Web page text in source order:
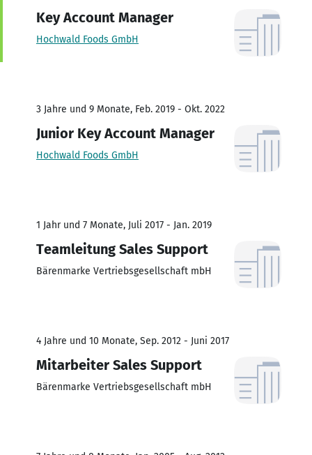
Key Account Manager
Hochwald Foods GmbH
3 Jahre und 9 Monate, Feb. 2019 - Okt. 2022
Junior Key Account Manager
Hochwald Foods GmbH
1 Jahr und 7 Monate, Juli 2017 - Jan. 2019
Teamleitung Sales Support
Bärenmarke Vertriebsgesellschaft mbH
4 Jahre und 10 Monate, Sep. 2012 - Juni 2017
Mitarbeiter Sales Support
Bärenmarke Vertriebsgesellschaft mbH